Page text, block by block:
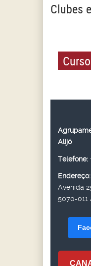
Clubes
Alijó
Telefone:
Endereço:
Avenida
5070-011